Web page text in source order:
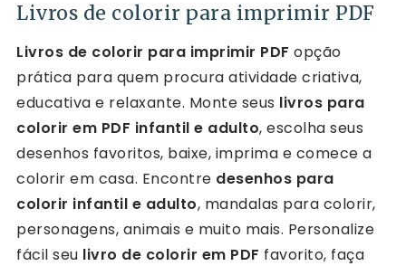
Livros de colorir para imprimir​ PDF
Livros de colorir para imprimir PDF opção
prática para quem procura atividade criativa,
educativa e relaxante. Monte seus livros para
colorir em PDF infantil e adulto, escolha seus
desenhos favoritos, baixe, imprima e comece a
colorir em casa. Encontre desenhos para
colorir infantil e adulto, mandalas para colorir,
personagens, animais e muito mais. Personalize
fácil seu livro de colorir em PDF favorito, faça